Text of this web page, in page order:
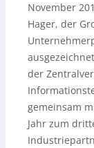
November
Hager, der
der
gemeinsam
Jahr zum